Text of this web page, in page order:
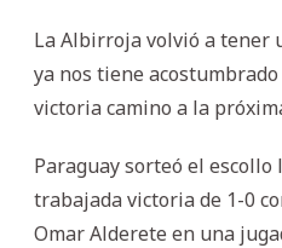
La Albirroja volvió a tener
ya nos tiene
victoria camino a la
Paraguay sorteó el
trabajada victoria de 1-0
Omar Alderete en una